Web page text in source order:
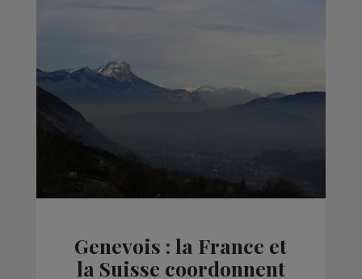
Genevois : la France et
la Suisse coordonnent